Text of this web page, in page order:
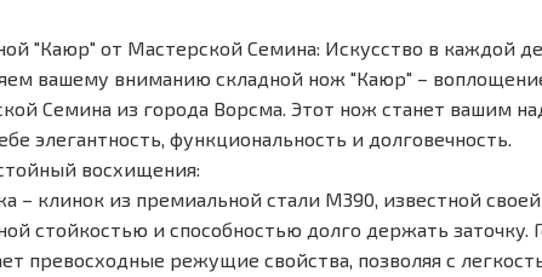
"Каюр" от Мастерской Семина: Искусство в каждой
вашему вниманию складной нож "Каюр" –
Семина из города Ворсма. Этот нож станет вашим
элегантность, функциональность и долговечность.
восхищения:
– клинок из премиальной стали M390, известной
стойкостью и способностью долго держать заточку.
превосходные режущие свойства, позволяя с